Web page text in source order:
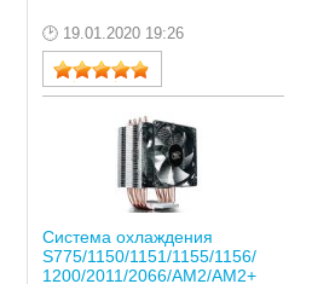
19.01.2020 19:26
Система охлаждения
S775/1150/1151/1155/1156/
1200/2011/2066/AM2/AM2+